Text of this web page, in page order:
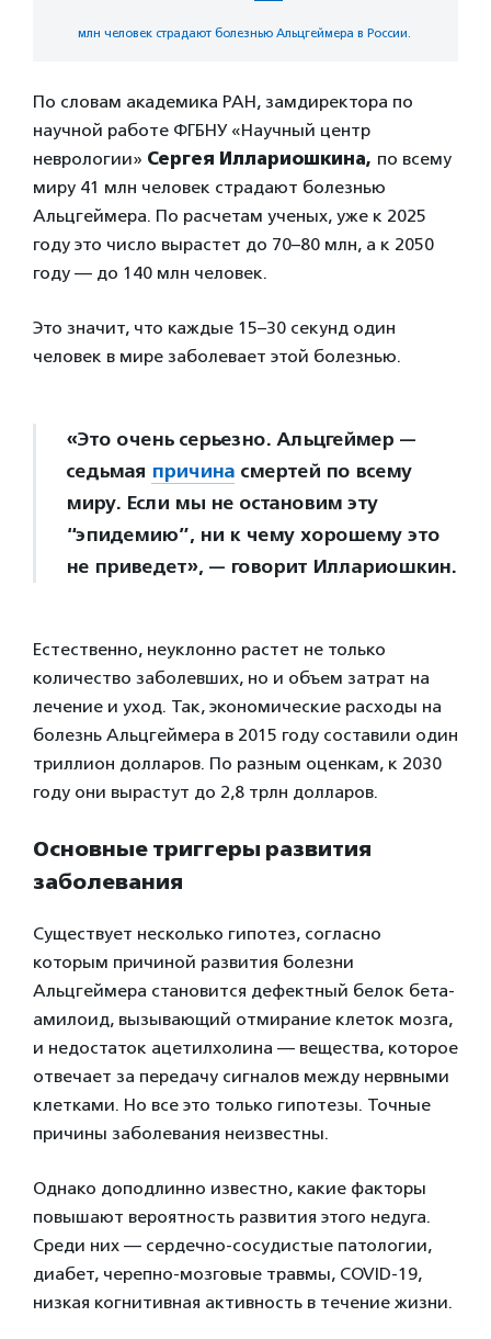
млн человек страдают болезнью Альцгеймера в России.
По словам академика РАН, замдиректора по
научной работе ФГБНУ «Научный центр
неврологии» Сергея Иллариошкина, по всему
миру 41 млн человек страдают болезнью
Альцгеймера. По расчетам ученых, уже к 2025
году это число вырастет до 70–80 млн, а к 2050
году — до 140 млн человек.
Это значит, что каждые 15–30 секунд один
человек в мире заболевает этой болезнью.
«Это очень серьезно. Альцгеймер —
седьмая причина смертей по всему
миру. Если мы не остановим эту
“эпидемию”, ни к чему хорошему это
не приведет», — говорит Иллариошкин.
Естественно, неуклонно растет не только
количество заболевших, но и объем затрат на
лечение и уход. Так, экономические расходы на
болезнь Альцгеймера в 2015 году составили один
триллион долларов. По разным оценкам, к 2030
году они вырастут до 2,8 трлн долларов.
Основные триггеры развития
заболевания
Существует несколько гипотез, согласно
которым причиной развития болезни
Альцгеймера становится дефектный белок бета-
амилоид, вызывающий отмирание клеток мозга,
и недостаток ацетилхолина — вещества, которое
отвечает за передачу сигналов между нервными
клетками. Но все это только гипотезы. Точные
причины заболевания неизвестны.
Однако доподлинно известно, какие факторы
повышают вероятность развития этого недуга.
Среди них — сердечно-сосудистые патологии,
диабет, черепно-мозговые травмы, COVID-19,
низкая когнитивная активность в течение жизни.